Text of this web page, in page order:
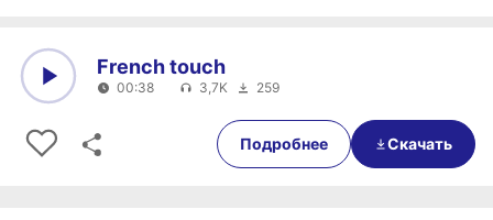
00:38
French touch
00:38 3,7K 259
Подробнее Скачать